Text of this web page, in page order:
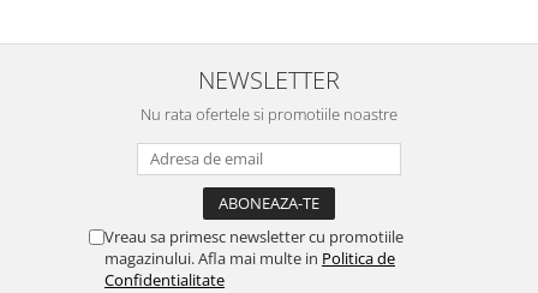
NEWSLETTER
Nu rata ofertele si promotiile noastre
Vreau sa primesc newsletter cu promotiile
magazinului. Afla mai multe in Politica de
Confidentialitate